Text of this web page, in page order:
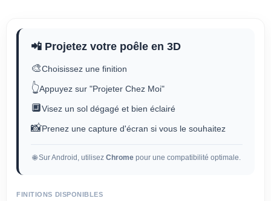
📲 Projetez votre poêle en 3D
🎨Choisissez une finition
👆Appuyez sur "Projeter Chez Moi"
🔲Visez un sol dégagé et bien éclairé
📸Prenez une capture d'écran si vous le souhaitez
🌐 Sur Android, utilisez Chrome pour une compatibilité optimale.
FINITIONS DISPONIBLES